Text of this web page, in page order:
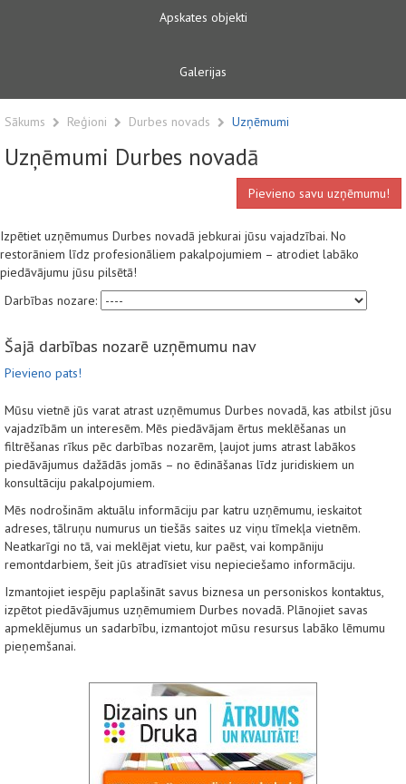
Apskates objekti
Galerijas
Sākums Reģioni Durbes novads Uzņēmumi
Uzņēmumi Durbes novadā
Pievieno savu uzņēmumu!
Izpētiet uzņēmumus Durbes novadā jebkurai jūsu vajadzībai. No
restorāniem līdz profesionāliem pakalpojumiem – atrodiet labāko
piedāvājumu jūsu pilsētā!
Darbības nozare:
Šajā darbības nozarē uzņēmumu nav
Pievieno pats!
Mūsu vietnē jūs varat atrast uzņēmumus Durbes novadā, kas atbilst jūsu
vajadzībām un interesēm. Mēs piedāvājam ērtus meklēšanas un
filtrēšanas rīkus pēc darbības nozarēm, ļaujot jums atrast labākos
piedāvājumus dažādās jomās – no ēdināšanas līdz juridiskiem un
konsultāciju pakalpojumiem.
Mēs nodrošinām aktuālu informāciju par katru uzņēmumu, ieskaitot
adreses, tālruņu numurus un tiešās saites uz viņu tīmekļa vietnēm.
Neatkarīgi no tā, vai meklējat vietu, kur paēst, vai kompāniju
remontdarbiem, šeit jūs atradīsiet visu nepieciešamo informāciju.
Izmantojiet iespēju paplašināt savus biznesa un personiskos kontaktus,
izpētot piedāvājumus uzņēmumiem Durbes novadā. Plānojiet savas
apmeklējumus un sadarbību, izmantojot mūsu resursus labāko lēmumu
pieņemšanai.